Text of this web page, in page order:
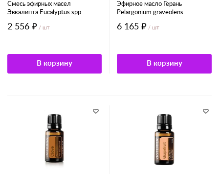
Смесь эфирных масел
Эвкалипта Eucalyptus spp
2 556 ₽ / шт
В корзину
Эфирное масло Герань
Pelargonium graveolens
6 165 ₽ / шт
В корзину